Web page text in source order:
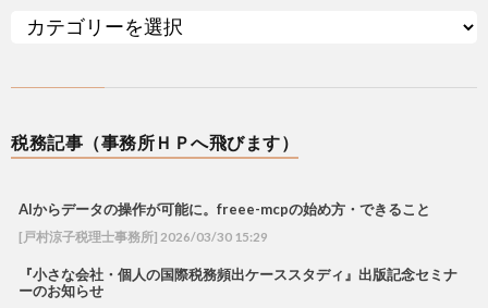
税務記事（事務所ＨＰへ飛びます）
AIからデータの操作が可能に。freee-mcpの始め方・できること
[戸村涼子税理士事務所] 2026/03/30 15:29
『小さな会社・個人の国際税務頻出ケーススタディ』出版記念セミナ
ーのお知らせ